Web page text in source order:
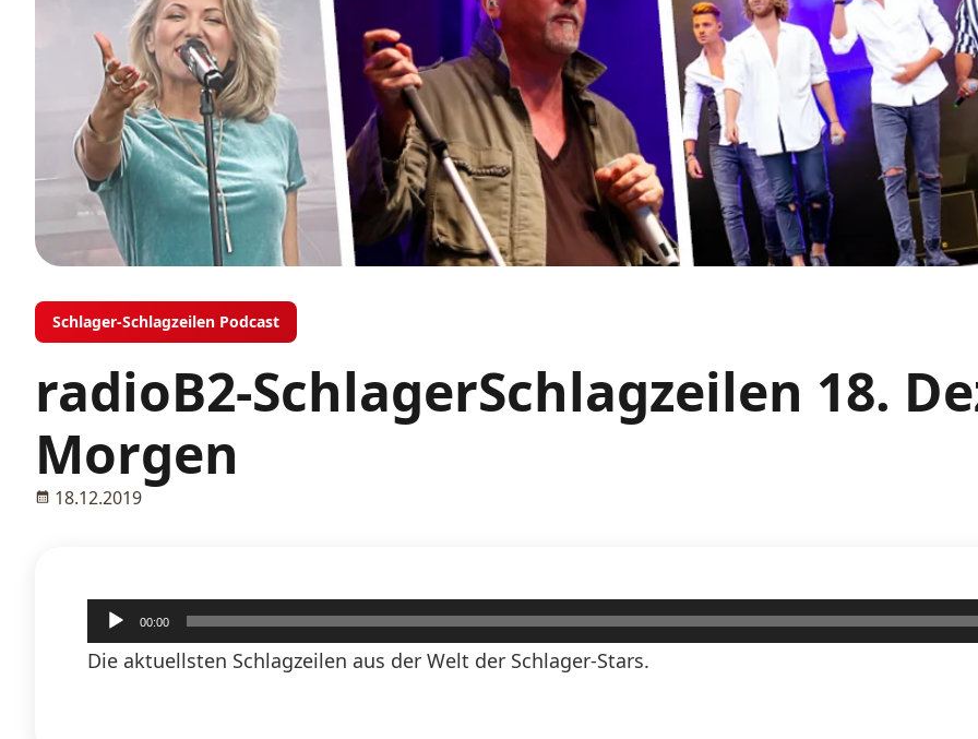
Schlager-Schlagzeilen Podcast
radioB2-SchlagerSchlagzeilen 18.
Morgen
18.12.2019
Audio-
Player
00:00
Die aktuellsten Schlagzeilen aus der Welt der Schlager-Stars.